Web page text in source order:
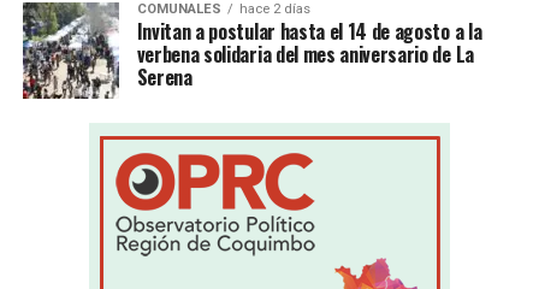
COMUNALES hace 2 días
Invitan a postular hasta el 14 de agosto a la
verbena solidaria del mes aniversario de La
Serena